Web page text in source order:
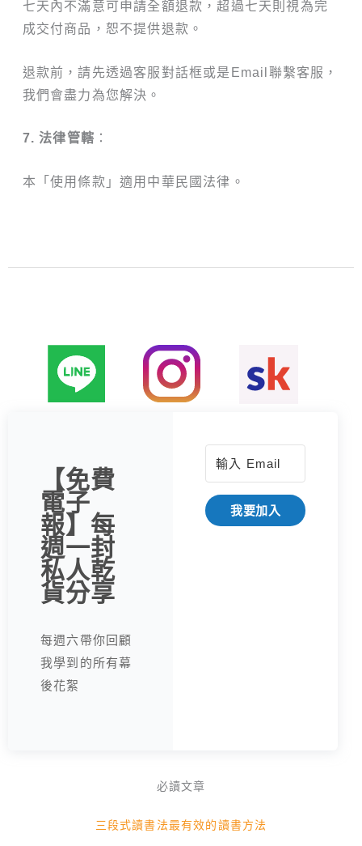
七天內不滿意可申請全額退款，超過七天則視為完
成交付商品，恕不提供退款。
退款前，請先透過客服對話框或是Email聯繫客服，
我們會盡力為您解決。
7. 法律管轄 ：
本「使用條款」適用中華民國法律。
【免費
電子
報】每
週一封
私人乾
貨分享
每週六帶你回顧
我學到的所有幕
後花絮
我要加入
必讀文章
三段式讀書法最有效的讀書方法